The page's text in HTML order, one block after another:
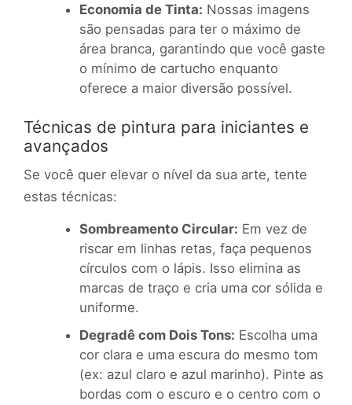
Economia de Tinta: Nossas imagens
são pensadas para ter o máximo de
área branca, garantindo que você gaste
o mínimo de cartucho enquanto
oferece a maior diversão possível.
Técnicas de pintura para iniciantes e
avançados
Se você quer elevar o nível da sua arte, tente
estas técnicas:
Sombreamento Circular: Em vez de
riscar em linhas retas, faça pequenos
círculos com o lápis. Isso elimina as
marcas de traço e cria uma cor sólida e
uniforme.
Degradê com Dois Tons: Escolha uma
cor clara e uma escura do mesmo tom
(ex: azul claro e azul marinho). Pinte as
bordas com o escuro e o centro com o